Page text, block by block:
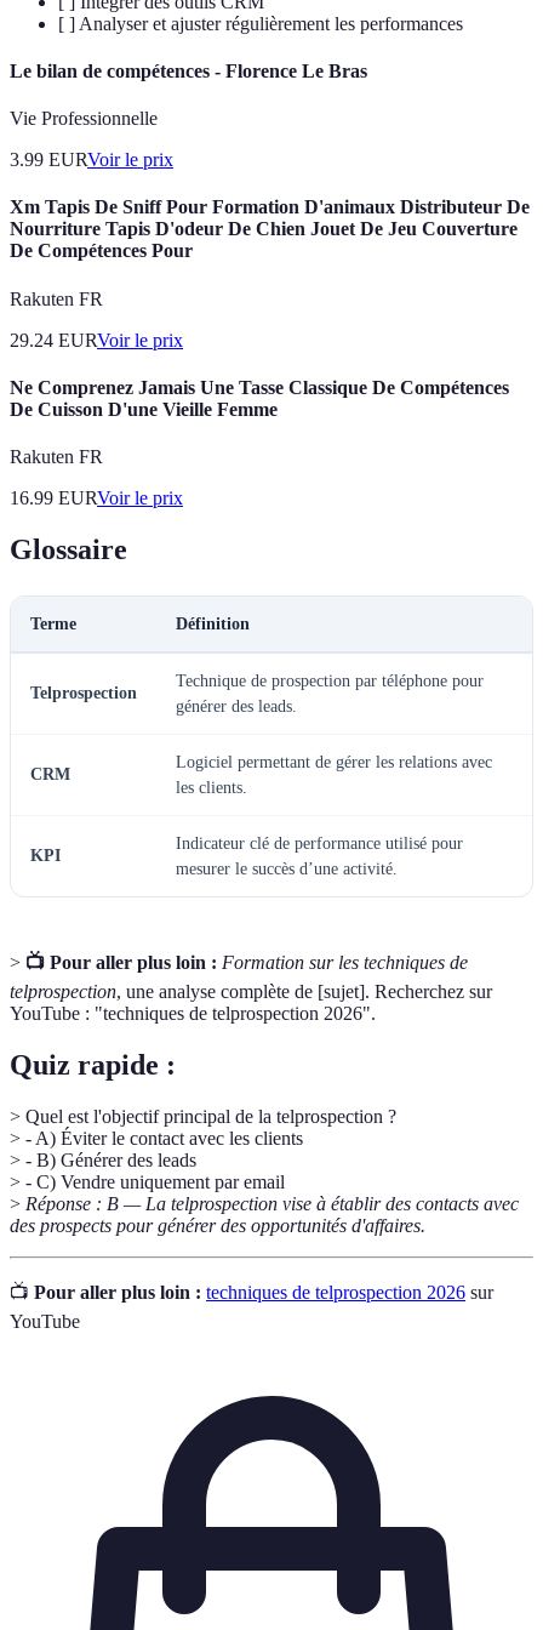
[ ] Analyser et ajuster régulièrement les performances
Le bilan de compétences - Florence Le Bras
Vie Professionnelle
3.99 EURVoir le prix
Xm Tapis De Sniff Pour Formation D'animaux Distributeur De
Nourriture Tapis D'odeur De Chien Jouet De Jeu Couverture
De Compétences Pour
Rakuten FR
29.24 EURVoir le prix
Ne Comprenez Jamais Une Tasse Classique De Compétences
De Cuisson D'une Vieille Femme
Rakuten FR
16.99 EURVoir le prix
Glossaire
Terme Définition
Telprospection
Technique de prospection par téléphone pour
générer des leads.
CRM
Logiciel permettant de gérer les relations avec
les clients.
KPI
Indicateur clé de performance utilisé pour
mesurer le succès d’une activité.
> 📺 Pour aller plus loin : Formation sur les techniques de
telprospection, une analyse complète de [sujet]. Recherchez sur
YouTube : "techniques de telprospection 2026".
Quiz rapide :
> Quel est l'objectif principal de la telprospection ?
> - A) Éviter le contact avec les clients
> - B) Générer des leads
> - C) Vendre uniquement par email
> Réponse : B — La telprospection vise à établir des contacts avec
des prospects pour générer des opportunités d'affaires.
📺 Pour aller plus loin : techniques de telprospection 2026 sur
YouTube